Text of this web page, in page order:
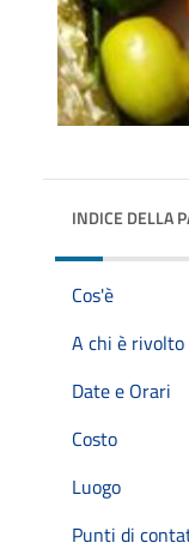
INDICE DELLA
Cos'è
A chi è rivolto
Date e Orari
Costo
Luogo
Punti di